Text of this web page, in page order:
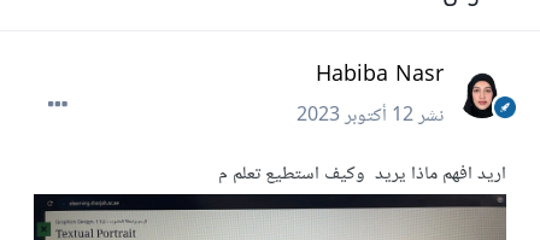
Habiba Nasr
نشر12 أكتوبر 2023
اريد افهم ماذا يريد وكيف استطيع تعلم م